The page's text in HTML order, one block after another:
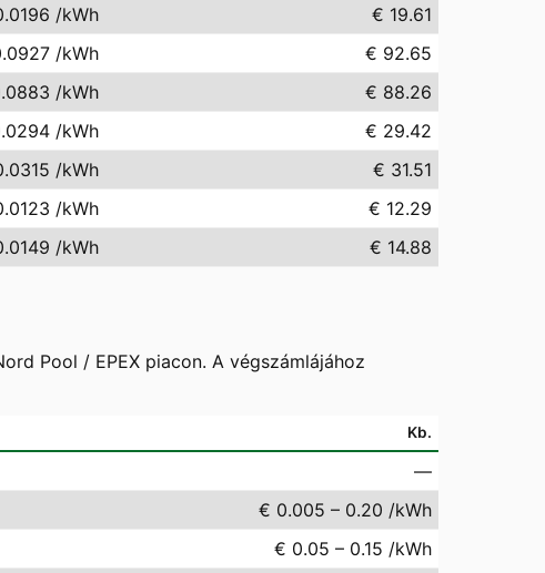
/kWh
€ 19.61
/kWh
€ 92.65
/kWh
€ 88.26
/kWh
€ 29.42
/kWh
€ 31.51
/kWh
€ 12.29
/kWh € 14.88
Pool / EPEX piacon. A végszámlájához
Kb.
—
€ 0.005 – 0.20 /kWh
€ 0.05 – 0.15 /kWh